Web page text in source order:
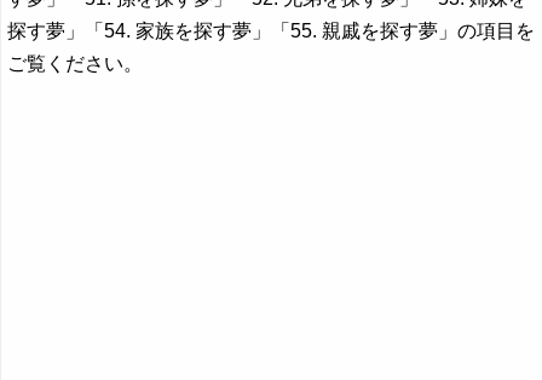
探す夢」「54. 家族を探す夢」「55. 親戚を探す夢」の項目を
ご覧ください。